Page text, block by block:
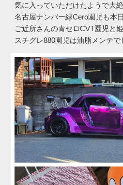
気に入っていただけたようで大
名古屋ナンバー緑Cero園児も本日
ご近所さんの青セロCVT園児と
スチグレ880園児は油脂メンテで